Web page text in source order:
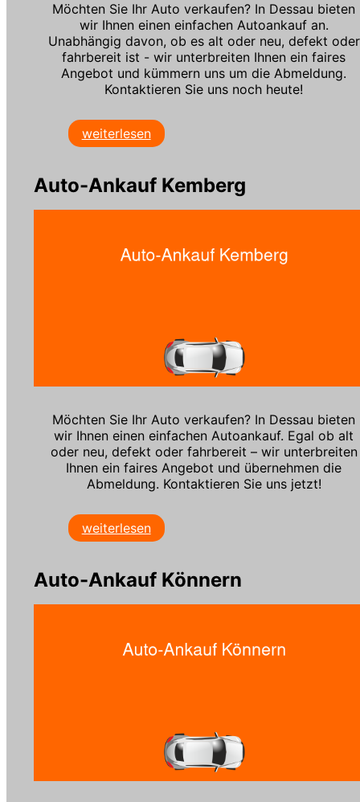
Möchten Sie Ihr Auto verkaufen? In Dessau bieten
wir Ihnen einen einfachen Autoankauf an.
Unabhängig davon, ob es alt oder neu, defekt oder
fahrbereit ist - wir unterbreiten Ihnen ein faires
Angebot und kümmern uns um die Abmeldung.
Kontaktieren Sie uns noch heute!
weiterlesen
Auto-Ankauf Kemberg
Möchten Sie Ihr Auto verkaufen? In Dessau bieten
wir Ihnen einen einfachen Autoankauf. Egal ob alt
oder neu, defekt oder fahrbereit – wir unterbreiten
Ihnen ein faires Angebot und übernehmen die
Abmeldung. Kontaktieren Sie uns jetzt!
weiterlesen
Auto-Ankauf Könnern